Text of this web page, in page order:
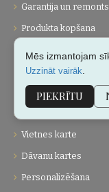
Garantija un remonts
Produkta kopšana
UZŅĒMUMS
Par mums
Vietnes karte
Dāvanu kartes
Personalizēšana
Mēs izmantojam
Uzzināt vairāk
PIEKRĪTU